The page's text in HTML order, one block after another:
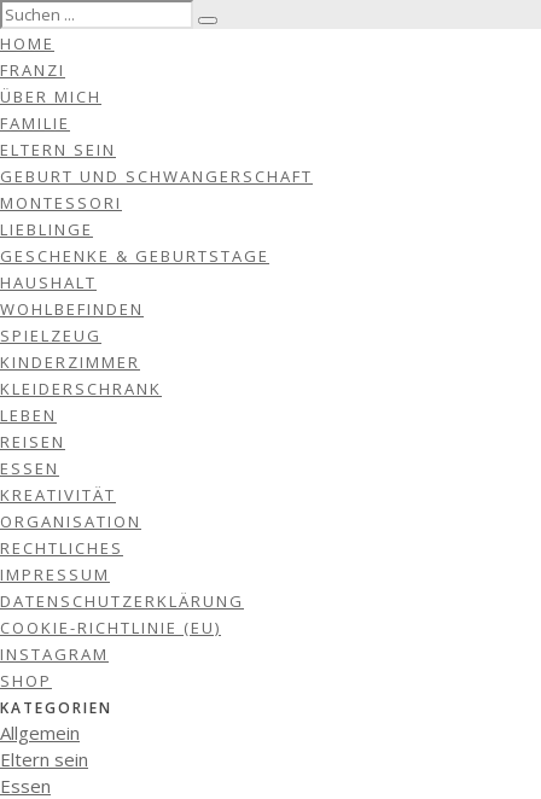
HOME
FRANZI
ÜBER MICH
FAMILIE
ELTERN SEIN
GEBURT UND SCHWANGERSCHAFT
MONTESSORI
LIEBLINGE
GESCHENKE & GEBURTSTAGE
HAUSHALT
WOHLBEFINDEN
SPIELZEUG
KINDERZIMMER
KLEIDERSCHRANK
LEBEN
REISEN
ESSEN
KREATIVITÄT
ORGANISATION
RECHTLICHES
IMPRESSUM
DATENSCHUTZERKLÄRUNG
COOKIE-RICHTLINIE (EU)
INSTAGRAM
SHOP
KATEGORIEN
Allgemein
Eltern sein
Essen